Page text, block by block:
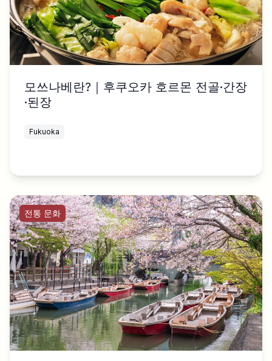
모쓰나베란?｜후쿠오카 호르몬 전골·간장
·된장
Fukuoka
전통 문화